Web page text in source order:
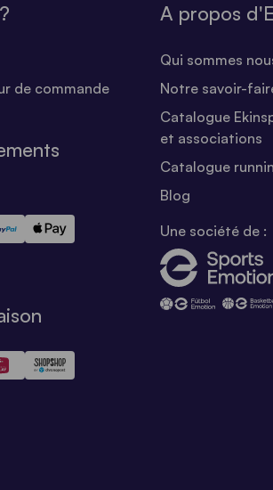
de commande
A propos
Qui sommes
Notre savoir-
Catalogue
et associations
Catalogue
Blog
Une société de :